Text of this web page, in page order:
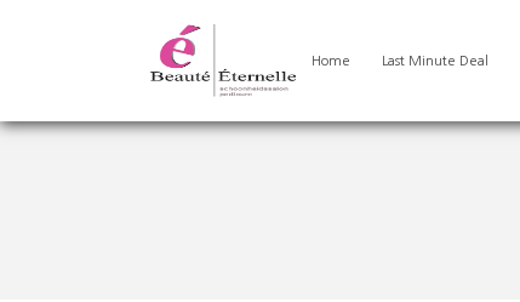
Home Last Minute Deal